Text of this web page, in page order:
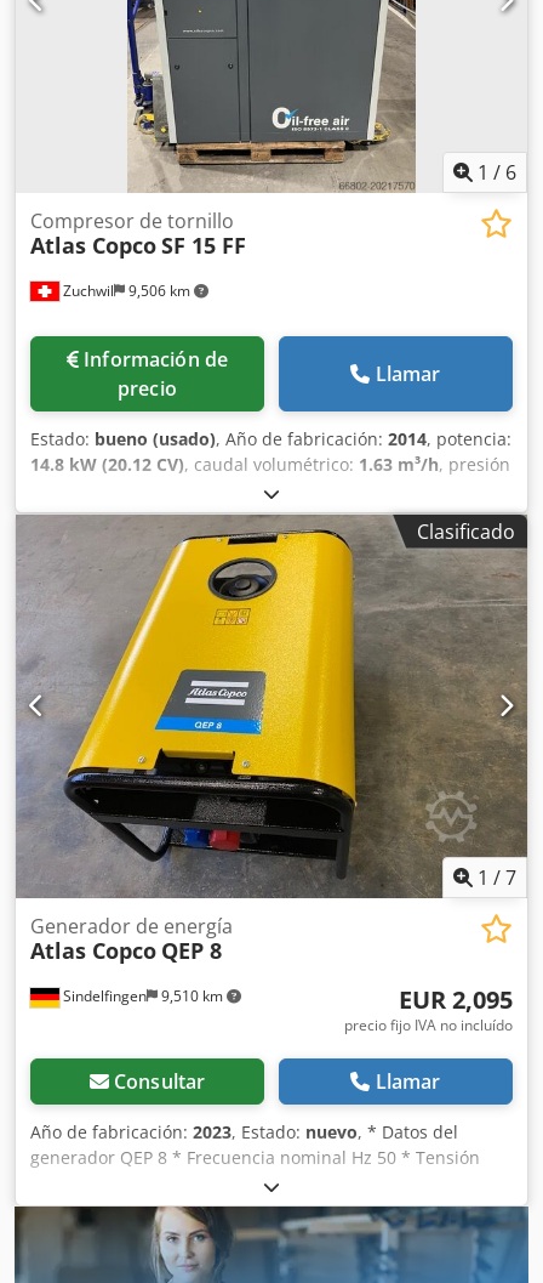
aire y la facilidad de uso de estas unidades garantizan un
proceso de producción superior. Fabricante: Atlas Copco
Modelo: SF8 + FF HC Año: 2016 Capacidad: 0,68m3/h
Potencia instalada: 7,4 kW Nivel de ruido: 63 dB Presión
máxima de trabajo: 9,75 bar Dimensiones de la máquina
LxAnxAl: 1.700x760x1.850 mm Csdpfx Aev D Haysndjrf Peso
de la máquina: 457 kg.
1 / 6
Zuchwil 9,506 km
Compresor de tornillo
Atlas CopcoSF 15 FF
Información de
precio
Llamar
Estado: bueno (usado), Año de fabricación: 2014, potencia:
14.8 kW (20.12 CV), caudal volumétrico: 1.63 m³/h, presión
, Compresor de aire Atlas Copco SF 15 FF
Fabricante: Atlas Copco Modelo: SF 15 FF Crjdoxk U Dcjpfx
Andjf Año de fabricación: 2014 Presión máxima: 7,75 bar
Caudal: 4,95 m³/min Caudal volumétrico: 27,1 l/s, 1,63
m³/min Potencia del motor: 14,8 kW = 20 CV Velocidad del
motor: 2.885 rpm Peso: 595 kg Alimentación eléctrica: 400
V, 50 Hz, 3 fases Construcción: Sin aceite Clase ISO: 8573-1
Clase 0 Equipamiento: Sistema Workplace Air integrado™,
equipado con SMARTLINK Control: Elektronikon
Procedencia: Fabricado en Bélgica No se garantiza la
exactitud, integridad o actualidad de los datos
proporcionados.
Clasificado
1 /7
Sindelfingen 9,510 km
Generador de energía
Atlas Copco QEP 8
EUR 2,095
precio fijo IVA no incluído
Consultar Llamar
Año de fabricación: 2023, Estado: nuevo, * Datos del
generador QEP 8 * Frecuencia nominal Hz 50 * Tensión
nominal V 400/230 * Potencia nominal kVA 7 * Potencia
pico kVA 8,3 * Factor de potencia cos Phi 0,8 * Volumen del
depósito l 11 * Autonomía de combustible a potencia
nominal h 3,9 * 1 x SCH + Cedpfx Anel Iy Diedorf *